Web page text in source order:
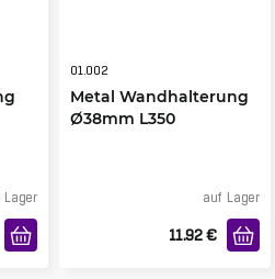
Lager
01.002
Metal Wandhalterung
Ø38mm L350
auf Lager
11.92 €